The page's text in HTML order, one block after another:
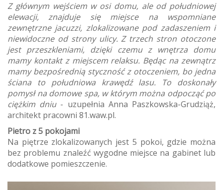
Z głównym wejściem w osi domu, ale od południowej
elewacji, znajduje się miejsce na wspomniane
zewnętrzne jacuzzi, zlokalizowane pod zadaszeniem i
niewidoczne od strony ulicy. Z trzech stron otoczone
jest przeszkleniami, dzięki czemu z wnętrza domu
mamy kontakt z miejscem relaksu. Będąc na zewnątrz
mamy bezpośrednią styczność z otoczeniem, bo jedna
ściana to południowa krawędź lasu. To doskonały
pomysł na domowe spa, w którym można odpocząć po
ciężkim dniu- uzupełnia Anna Paszkowska-Grudziąż,
architekt pracowni 81.waw.pl.
Pietro z 5 pokojami
Na piętrze zlokalizowanych jest 5 pokoi, gdzie można
bez problemu znaleźć wygodne miejsce na gabinet lub
dodatkowe pomieszczenie.